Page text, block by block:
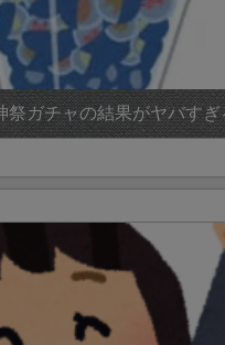
祭ガチャの結果がヤバすぎ